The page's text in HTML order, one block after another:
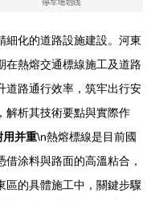
細化的道路設施建設。河東
在熱熔交通標線施工及道路
道路通行效率，筑牢出行安
解析其技術要點與實際作
用并重\n熱熔標線是目前國
涂料與路面的高溫粘合，
區的具體施工中，關鍵步驟